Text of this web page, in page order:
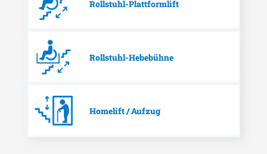
Rollstuhl-Plattformlift
Rollstuhl-Hebebühne
Homelift / Aufzug